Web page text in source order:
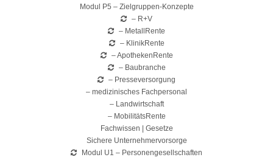
Modul P5 – Zielgruppen-Konzepte
– R+V
– MetallRente
– KlinikRente
– ApothekenRente
– Baubranche
– Presseversorgung
– medizinisches Fachpersonal
– Landwirtschaft
– MobilitätsRente
Fachwissen | Gesetze
Sichere Unternehmervorsorge
Modul U1 – Personengesellschaften